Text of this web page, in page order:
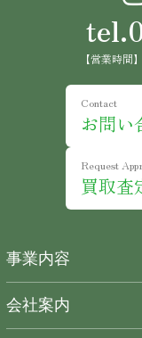
【営業時
Contact
お問い
Request
買取査
事業内容
会社案内